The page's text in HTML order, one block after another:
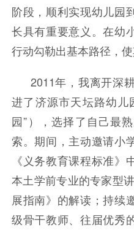
阶段，顺利实现幼儿园
长具有重要意义。在幼
行动勾勒出基本路径，使
2011年，我离开深
进了济源市天坛路幼儿
园”），选择了自己最
索。期间，主动邀请小
《义务教育课程标准
本土学前专业的专家型
展指南》的解读；持续
级骨干教师、往届优秀